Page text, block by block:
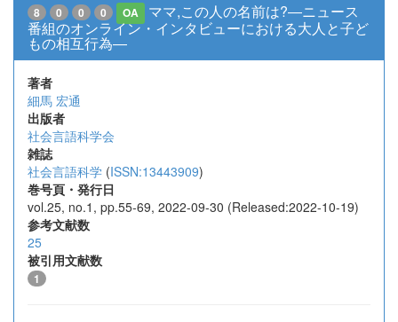
8 0 0 0 OA
ママ,この人の名前は?―ニュース
番組のオンライン・インタビューにおける大人と子ど
もの相互行為―
著者
細馬 宏通
出版者
社会言語科学会
雑誌
社会言語科学 (ISSN:13443909)
巻号頁・発行日
vol.25, no.1, pp.55-69, 2022-09-30 (Released:2022-10-19)
参考文献数
25
被引用文献数
1